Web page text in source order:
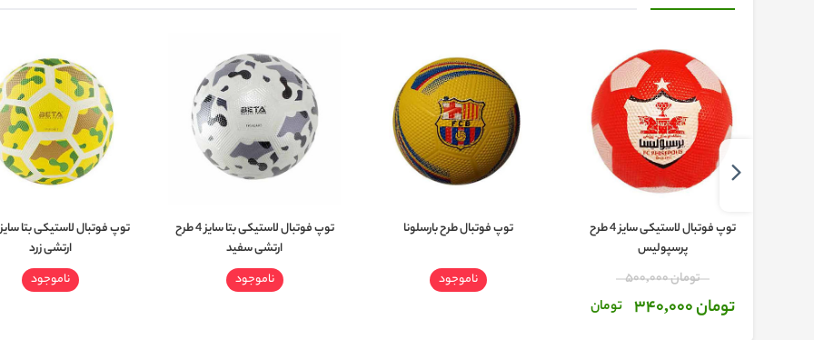
توپ فوتبال لاستیکی سایز 4 طرح
پرسپولیس
تومان 500,000
تومان 340,000 تومان
توپ فوتبال طرح بارسلونا
ناموجود
توپ فوتبال لاستیکی بتا سایز 4 طرح
ارتشی سفید
ناموجود
ارتشی زرد
ناموجود